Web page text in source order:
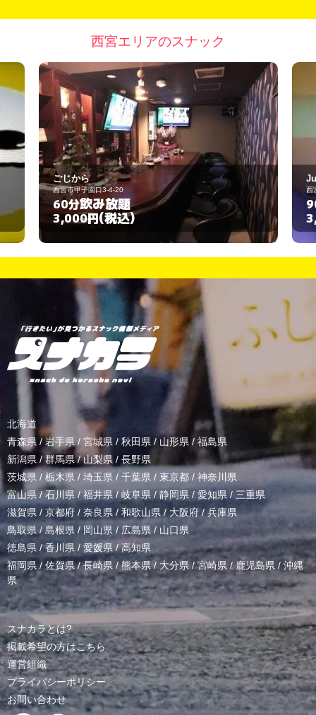
西宮エリアのスナック
JuJu
西宮市甲子園口3-4-20
90分 飲み放題
3,000円(税込)
北海道
青森県 / 岩手県/ 宮城県 / 秋田県 / 山形県/ 福島県
新潟県 /群馬県/山梨県 / 長野県
茨城県 / 栃木県 / 埼玉県 / 千葉県 / 東京都 / 神奈川県
富山県 /石川県/福井県/岐阜県 / 静岡県 / 愛知県 / 三重県
滋賀県 / 京都府 / 奈良県 / 和歌山県/ 大阪府 /兵庫県
鳥取県/ 島根県 /岡山県/ 広島県 / 山口県
徳島県 /香川県 / 愛媛県/高知県
福岡県/佐賀県/長崎県 /熊本県/ 大分県/宮崎県 /鹿児島県 / 沖縄
県
スナカラとは?
掲載希望の方はこちら
運営組織
プライバシーポリシー
お問い合わせ